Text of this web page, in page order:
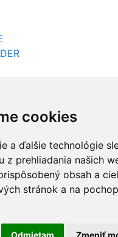
cookies
a ďalšie technológie
z prehliadania našich
obsah a
stránok a na
Odmietam Zmeniť